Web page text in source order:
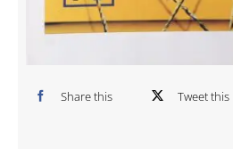
Contactez-nous
Share this Tweet this